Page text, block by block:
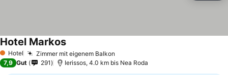
1 Sterne
Hotel Zimmer mit eigenem Balkon
Hotel Markos
7,9 Gut 291 Ierissos, 4.0 km bis Nea Roda